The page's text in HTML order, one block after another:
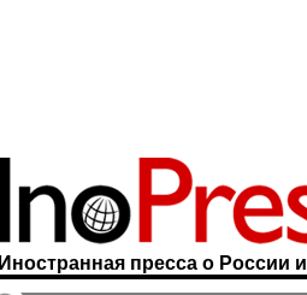
Иностранная пресса о России